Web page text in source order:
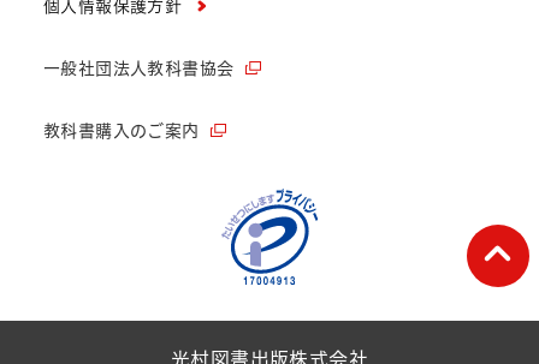
個人情報保護方針
一般社団法人教科書協会
教科書購入のご案内
光村図書出版株式会社
ペ